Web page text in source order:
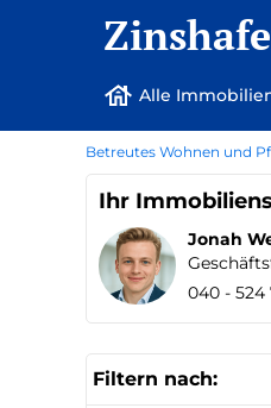
Alle
Betreutes Wohnen und
Ihr
Jonah
040 - 524
Filtern nach: